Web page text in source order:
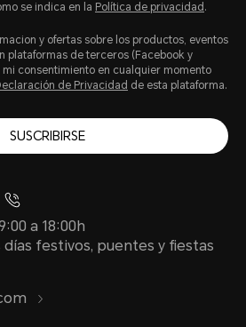
se indica en la Política de privacidad .
y ofertas sobre los productos, eventos
plataformas de terceros (Facebook y
consentimiento en cualquier momento
de Privacidad de esta plataforma.
SUSCRIBIRSE
a 18:00h
festivos, puentes y fiestas